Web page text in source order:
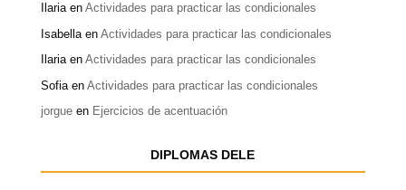
Ilariaen Actividades para practicar las condicionales
Isabellaen Actividades para practicar las condicionales
Ilariaen Actividades para practicar las condicionales
Sofiaen Actividades para practicar las condicionales
jorgueen Ejercicios de acentuación
DIPLOMAS DELE